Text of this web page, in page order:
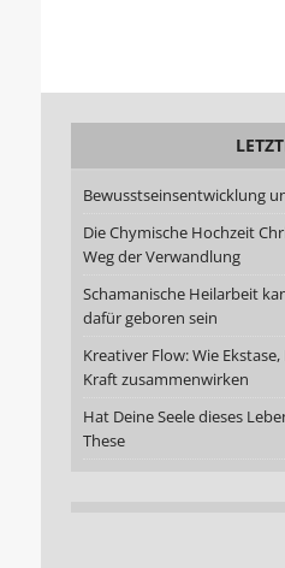
Bewusstseinsentwicklung
Die Chymische Hochzeit
Weg der Verwandlung
Schamanische Heilarbeit
dafür geboren sein
Kreativer Flow: Wie
Kraft zusammenwirken
Hat Deine Seele dieses
These